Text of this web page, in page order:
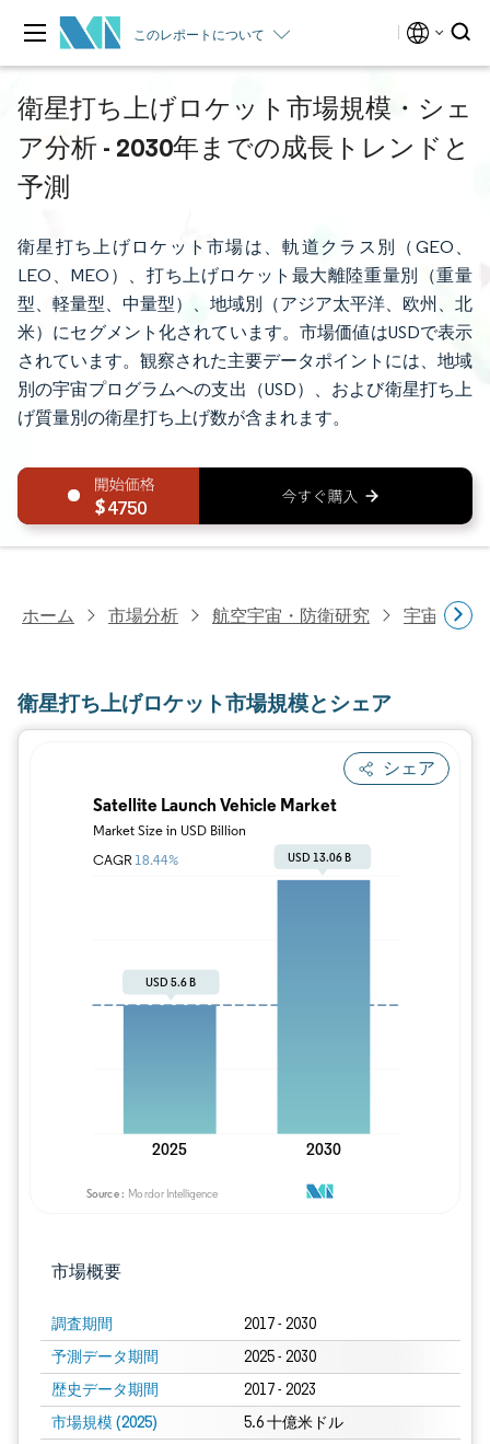
このレポートについて
衛星打ち上げロケット市場規模・シェ
ア分析 - 2030年までの成長トレンドと
予測
衛星打ち上げロケット市場は、軌道クラス別（GEO、
LEO、MEO）、打ち上げロケット最大離陸重量別（重量
型、軽量型、中量型）、地域別（アジア太平洋、欧州、北
米）にセグメント化されています。市場価値はUSDで表示
されています。観察された主要データポイントには、地域
別の宇宙プログラムへの支出（USD）、および衛星打ち上
げ質量別の衛星打ち上げ数が含まれます。
4750
ホーム 市場分析 航空宇宙・防衛研究 宇宙研究
衛星打ち上げロケット市場規模とシェア
シェア
市場概要
調査期間 2017 - 2030
予測データ期間 2025 - 2030
歴史データ期間 2017 - 2023
市場規模 (2025) 5.6 十億米ドル